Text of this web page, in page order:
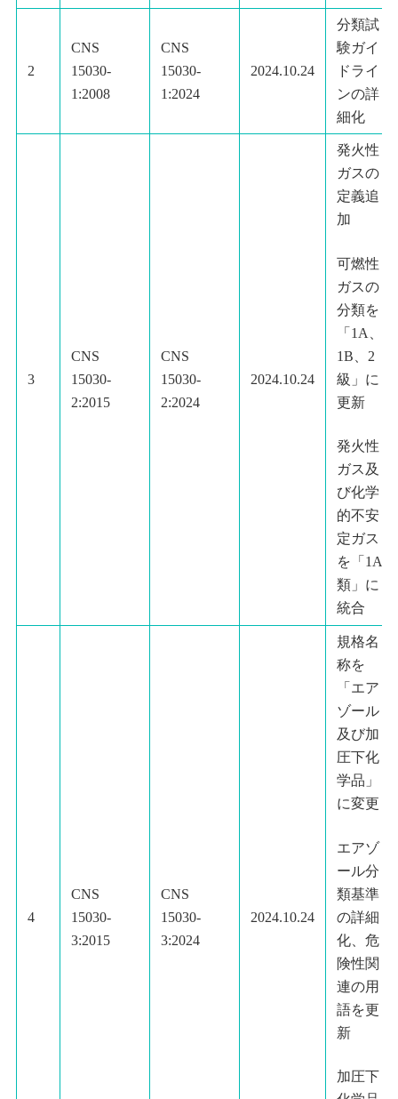
2
CNS
15030-
1:2008
CNS
15030-
1:2024
2024.10.24
分類試
験ガイ
ドライ
ンの詳
細化
3
CNS
15030-
2:2015
CNS
15030-
2:2024
2024.10.24
発火性
ガスの
定義追
加
可燃性
ガスの
分類を
「1A、
1B、2
級」に
更新
発火性
ガス及
び化学
的不安
定ガス
を「1A
類」に
統合
4
CNS
15030-
3:2015
CNS
15030-
3:2024
2024.10.24
規格名
称を
「エア
ゾール
及び加
圧下化
学品」
に変更
エアゾ
ール分
類基準
の詳細
化、危
険性関
連の用
語を更
新
加圧下